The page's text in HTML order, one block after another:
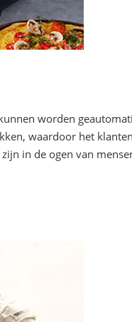
worden
waardoor het
in de ogen van